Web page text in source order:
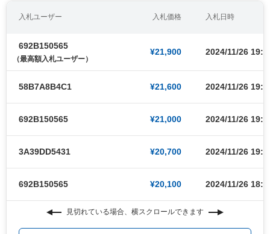
入札ユーザー 入札価格 入札日時
692B150565
（最高額入札ユーザー）
¥21,900 2024/11/26
58B7A8B4C1 ¥21,600 2024/11/26
692B150565 ¥21,000 2024/11/26
3A39DD5431 ¥20,700 2024/11/26
692B150565 ¥20,100 2024/11/26
見切れている場合、横スクロールできます